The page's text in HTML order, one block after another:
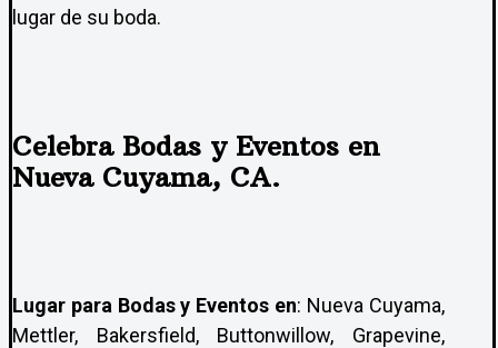
lugar de su boda.
Celebra Bodas y Eventos en
Nueva Cuyama, CA.
Lugar para Bodas y Eventos en: Nueva Cuyama,
Mettler, Bakersfield, Buttonwillow, Grapevine,